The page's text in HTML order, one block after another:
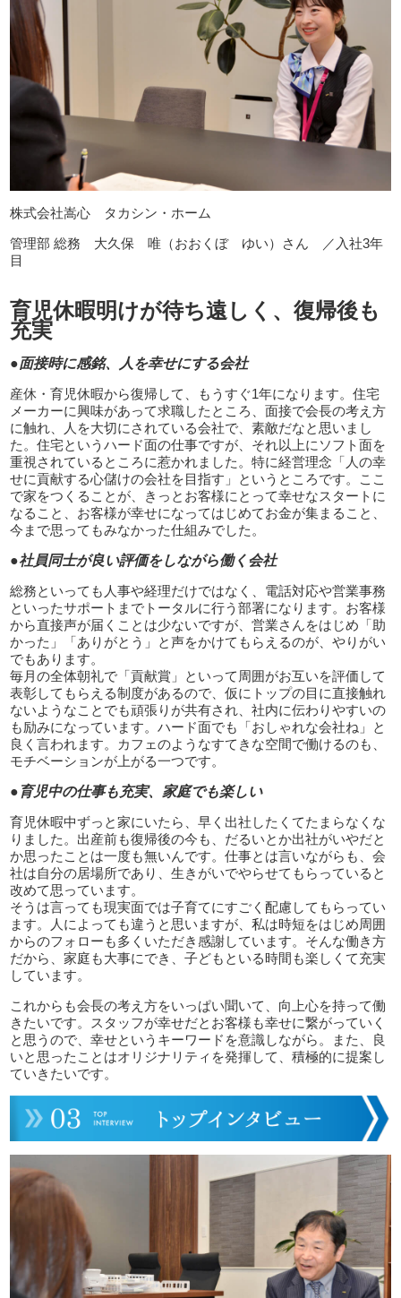
株式会社嵩心 タカシン・ホーム
管理部 総務 大久保 唯（おおくぼ ゆい）さん ／入社3年
目
育児休暇明けが待ち遠しく、復帰後も
充実
●面接時に感銘、人を幸せにする会社
産休・育児休暇から復帰して、もうすぐ1年になります。住宅
メーカーに興味があって求職したところ、面接で会長の考え方
に触れ、人を大切にされている会社で、素敵だなと思いまし
た。住宅というハード面の仕事ですが、それ以上にソフト面を
重視されているところに惹かれました。特に経営理念「人の幸
せに貢献する心儲けの会社を目指す」というところです。ここ
で家をつくることが、きっとお客様にとって幸せなスタートに
なること、お客様が幸せになってはじめてお金が集まること、
今まで思ってもみなかった仕組みでした。
●社員同士が良い評価をしながら働く会社
総務といっても人事や経理だけではなく、電話対応や営業事務
といったサポートまでトータルに行う部署になります。お客様
から直接声が届くことは少ないですが、営業さんをはじめ「助
かった」「ありがとう」と声をかけてもらえるのが、やりがい
でもあります。
毎月の全体朝礼で「貢献賞」といって周囲がお互いを評価して
表彰してもらえる制度があるので、仮にトップの目に直接触れ
ないようなことでも頑張りが共有され、社内に伝わりやすいの
も励みになっています。ハード面でも「おしゃれな会社ね」と
良く言われます。カフェのようなすてきな空間で働けるのも、
モチベーションが上がる一つです。
●育児中の仕事も充実、家庭でも楽しい
育児休暇中ずっと家にいたら、早く出社したくてたまらなくな
りました。出産前も復帰後の今も、だるいとか出社がいやだと
か思ったことは一度も無いんです。仕事とは言いながらも、会
社は自分の居場所であり、生きがいでやらせてもらっていると
改めて思っています。
そうは言っても現実面では子育てにすごく配慮してもらってい
ます。人によっても違うと思いますが、私は時短をはじめ周囲
からのフォローも多くいただき感謝しています。そんな働き方
だから、家庭も大事にでき、子どもといる時間も楽しくて充実
しています。
これからも会長の考え方をいっぱい聞いて、向上心を持って働
きたいです。スタッフが幸せだとお客様も幸せに繋がっていく
と思うので、幸せというキーワードを意識しながら。また、良
いと思ったことはオリジナリティを発揮して、積極的に提案し
ていきたいです。